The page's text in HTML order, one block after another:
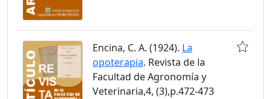
Encina, C. A. (1924). La
opoterapia. Revista de la
Facultad de Agronomía y
Veterinaria,4, (3),p.472-473